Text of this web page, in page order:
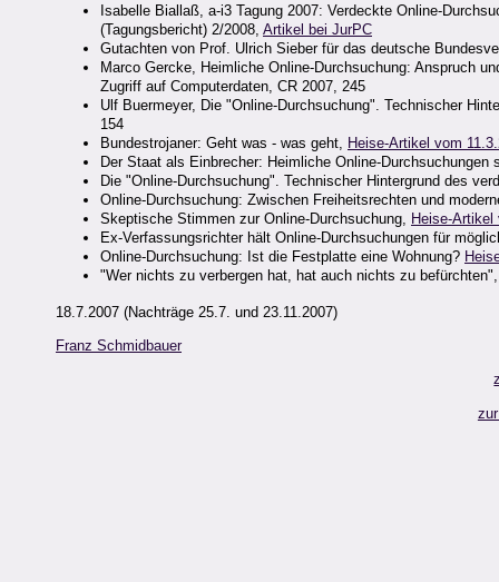
Isabelle Biallaß, a-i3 Tagung 2007: Verdeckte Online-
(Tagungsbericht) 2/2008, Artikel bei JurPC
Gutachten von Prof. Ulrich Sieber für das deutsche
Marco Gercke, Heimliche Online-Durchsuchung: Anspruch
Zugriff auf Computerdaten, CR 2007, 245
Ulf Buermeyer, Die "Online-Durchsuchung". Technischer
154
Bundestrojaner: Geht was - was geht,
Heise-Artikel vom
Der Staat als Einbrecher: Heimliche Online-
Die "Online-Durchsuchung". Technischer Hintergrund des
Online-Durchsuchung: Zwischen Freiheitsrechten und
Skeptische Stimmen zur Online-Durchsuchung,
Heise-Artikel
Ex-Verfassungsrichter hält Online-Durchsuchungen für
Online-Durchsuchung: Ist die Festplatte eine Wohnung?
"Wer nichts zu verbergen hat, hat auch nichts zu
18.7.2007 (Nachträge 25.7. und 23.11.2007)
Franz Schmidbauer